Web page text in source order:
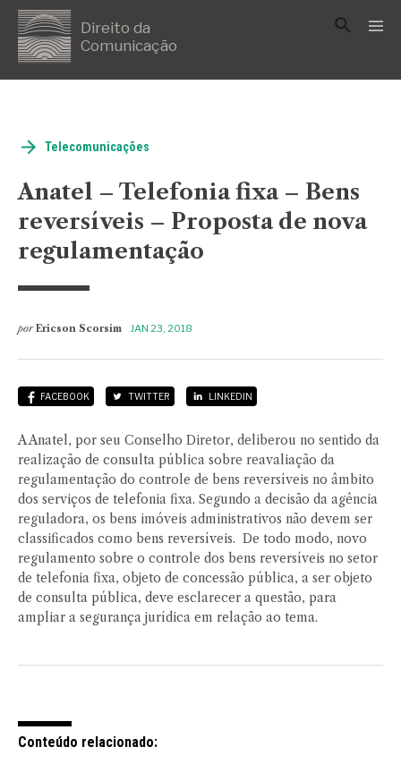
Direito da
Comunicação
Telecomunicações
Anatel – Telefonia fixa – Bens
reversíveis – Proposta de nova
regulamentação
por Ericson Scorsim JAN 23, 2018
FACEBOOK TWITTER LINKEDIN
A Anatel, por seu Conselho Diretor, deliberou no sentido da
realização de consulta pública sobre reavaliação da
regulamentação do controle de bens reversíveis no âmbito
dos serviços de telefonia fixa. Segundo a decisão da agência
reguladora, os bens imóveis administrativos não devem ser
classificados como bens reversíveis. De todo modo, novo
regulamento sobre o controle dos bens reversíveis no setor
de telefonia fixa, objeto de concessão pública, a ser objeto
de consulta pública, deve esclarecer a questão, para
ampliar a segurança jurídica em relação ao tema.
Conteúdo relacionado: